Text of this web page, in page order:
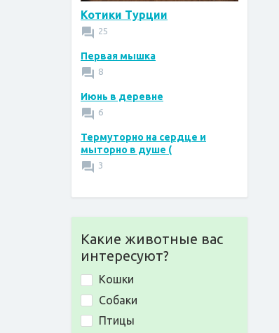
Котики Турции
25
Первая мышка
8
Июнь в деревне
6
Термуторно на сердце и
мыторно в душе (
3
Какие животные вас
интересуют?
Кошки
Собаки
Птицы